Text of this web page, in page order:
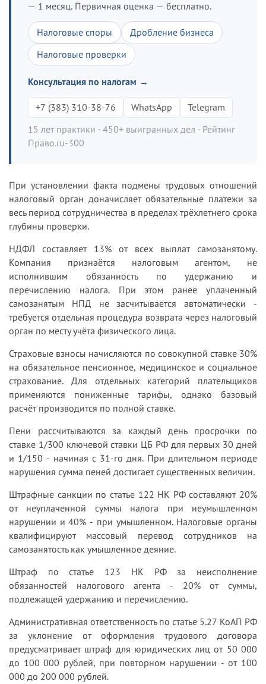
— 1 месяц. Первичная оценка — бесплатно.
Налоговые споры
Дробление бизнеса
Налоговые проверки
Консультация по налогам →
+7 (383) 310-38-76 WhatsApp
Telegram
15 лет практики · 450+ выигранных дел · Рейтинг
Право.ru-300
При установлении факта подмены трудовых отношений
налоговый орган доначисляет обязательные платежи за
весь период сотрудничества в пределах трёхлетнего срока
глубины проверки.
НДФЛ составляет 13% от всех выплат самозанятому.
Компания признаётся налоговым агентом, не
исполнившим обязанность по удержанию и
перечислению налога. При этом ранее уплаченный
самозанятым НПД не засчитывается автоматически -
требуется отдельная процедура возврата через налоговый
орган по месту учёта физического лица.
Страховые взносы начисляются по совокупной ставке 30%
на обязательное пенсионное, медицинское и социальное
страхование. Для отдельных категорий плательщиков
применяются пониженные тарифы, однако базовый
расчёт производится по полной ставке.
Пени рассчитываются за каждый день просрочки по
ставке 1/300 ключевой ставки ЦБ РФ для первых 30 дней
и 1/150 - начиная с 31-го дня. При длительном периоде
нарушения сумма пеней достигает существенных величин.
Штрафные санкции по статье 122 НК РФ составляют 20%
от неуплаченной суммы налога при неумышленном
нарушении и 40% - при умышленном. Налоговые органы
квалифицируют массовый перевод сотрудников на
самозанятость как умышленное деяние.
Штраф по статье 123 НК РФ за неисполнение
обязанностей налогового агента - 20% от суммы,
подлежащей удержанию и перечислению.
Административная ответственность по статье 5.27 КоАП РФ
за уклонение от оформления трудового договора
предусматривает штраф для юридических лиц от 50 000
до 100 000 рублей, при повторном нарушении - от 100
000 до 200 000 рублей.